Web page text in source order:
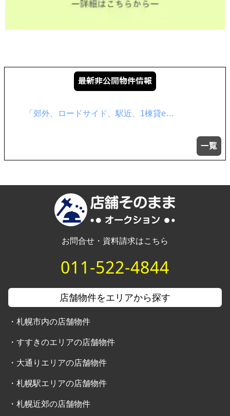
をいただけない場合、各サービス等が適切な状態で
当社は、閲覧されたWebサイトのセキュリティ確
覧された方の情報を取得することがあります。
飲食店居抜き サイト非掲載物件が多数…
お問合せ・資料請求はこちら
011-522-4844
店舗物件をエリアから探す
・ 札幌市内の店舗物件
・ すすきのエリアの店舗物件
・ 大通りエリアの店舗物件
・ 札幌駅エリアの店舗物件
・ 札幌近郊の店舗物件